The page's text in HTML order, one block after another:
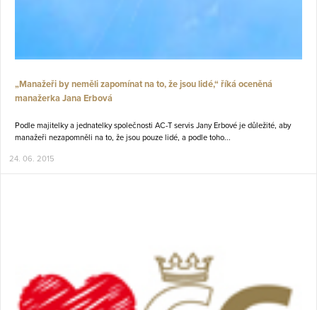
„Manažeři by neměli zapomínat na to, že jsou lidé,“ říká oceněná
manažerka Jana Erbová
Podle majitelky a jednatelky společnosti AC-T servis Jany Erbové je důležité, aby
manažeři nezapomněli na to, že jsou pouze lidé, a podle toho...
24. 06. 2015